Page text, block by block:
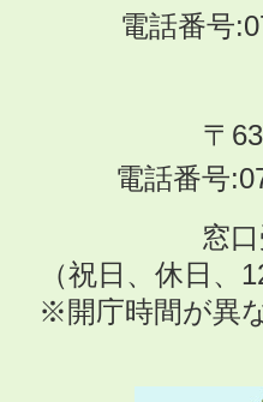
電話番号
〒
電話番号
窓
（祝日、休日
※開庁時間が異